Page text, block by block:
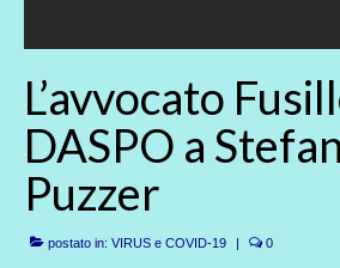
L’avvocato
DASPO a
Puzzer
postato in: VIRUS e COVID-19 | 0